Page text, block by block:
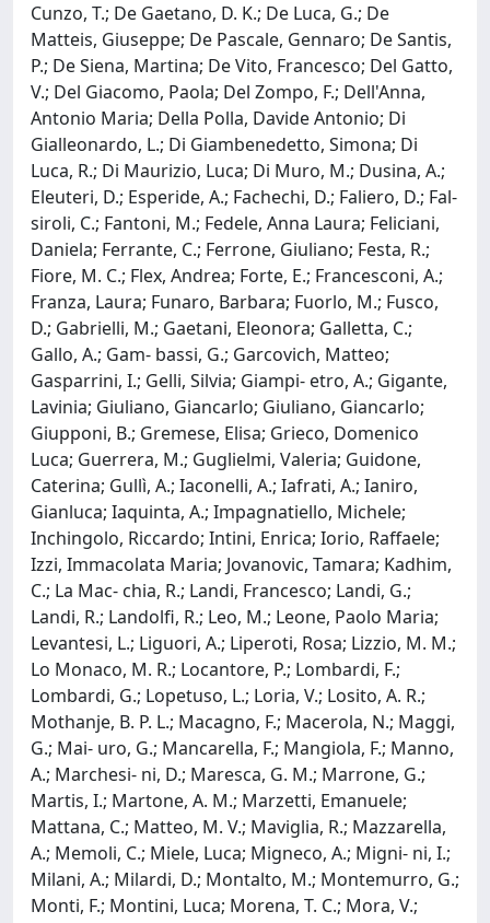
Cunzo, T.; De Gaetano, D. K.; De Luca, G.; De
Matteis, Giuseppe; De Pascale, Gennaro; De Santis,
P.; De Siena, Martina; De Vito, Francesco; Del Gatto,
V.; Del Giacomo, Paola; Del Zompo, F.; Dell'Anna,
Antonio Maria; Della Polla, Davide Antonio; Di
Gialleonardo, L.; Di Giambenedetto, Simona; Di
Luca, R.; Di Maurizio, Luca; Di Muro, M.; Dusina, A.;
Eleuteri, D.; Esperide, A.; Fachechi, D.; Faliero, D.; Fal-
siroli, C.; Fantoni, M.; Fedele, Anna Laura; Feliciani,
Daniela; Ferrante, C.; Ferrone, Giuliano; Festa, R.;
Fiore, M. C.; Flex, Andrea; Forte, E.; Francesconi, A.;
Franza, Laura; Funaro, Barbara; Fuorlo, M.; Fusco,
D.; Gabrielli, M.; Gaetani, Eleonora; Galletta, C.;
Gallo, A.; Gam- bassi, G.; Garcovich, Matteo;
Gasparrini, I.; Gelli, Silvia; Giampi- etro, A.; Gigante,
Lavinia; Giuliano, Giancarlo; Giuliano, Giancarlo;
Giupponi, B.; Gremese, Elisa; Grieco, Domenico
Luca; Guerrera, M.; Guglielmi, Valeria; Guidone,
Caterina; Gullì, A.; Iaconelli, A.; Iafrati, A.; Ianiro,
Gianluca; Iaquinta, A.; Impagnatiello, Michele;
Inchingolo, Riccardo; Intini, Enrica; Iorio, Raffaele;
Izzi, Immacolata Maria; Jovanovic, Tamara; Kadhim,
C.; La Mac- chia, R.; Landi, Francesco; Landi, G.;
Landi, R.; Landolfi, R.; Leo, M.; Leone, Paolo Maria;
Levantesi, L.; Liguori, A.; Liperoti, Rosa; Lizzio, M. M.;
Lo Monaco, M. R.; Locantore, P.; Lombardi, F.;
Lombardi, G.; Lopetuso, L.; Loria, V.; Losito, A. R.;
Mothanje, B. P. L.; Macagno, F.; Macerola, N.; Maggi,
G.; Mai- uro, G.; Mancarella, F.; Mangiola, F.; Manno,
A.; Marchesi- ni, D.; Maresca, G. M.; Marrone, G.;
Martis, I.; Martone, A. M.; Marzetti, Emanuele;
Mattana, C.; Matteo, M. V.; Maviglia, R.; Mazzarella,
A.; Memoli, C.; Miele, Luca; Migneco, A.; Migni- ni, I.;
Milani, A.; Milardi, D.; Montalto, M.; Montemurro, G.;
Monti, F.; Montini, Luca; Morena, T. C.; Mora, V.;